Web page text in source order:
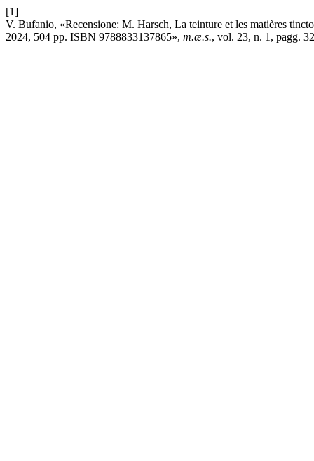
[1]
V. Bufanio, «Recensione: M. Harsch, La teinture et les matières
2024, 504 pp. ISBN 9788833137865», m.æ.s., vol. 23, n. 1, pagg.